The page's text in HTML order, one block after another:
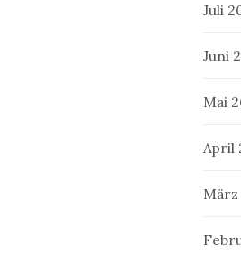
Juli
Juni
Mai
April